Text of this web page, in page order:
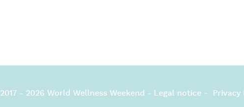
2017 - 2026 World Wellness Weekend - Legal notice - Privacy